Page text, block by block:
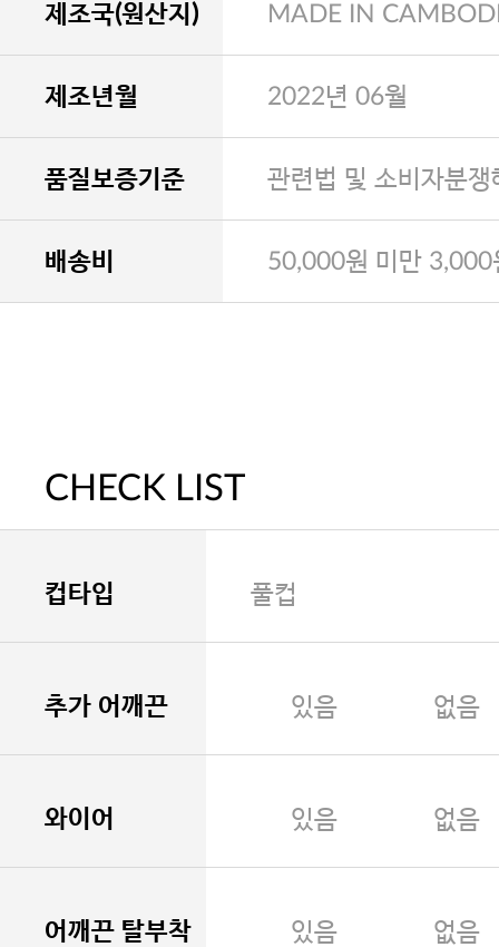
제조국(원산지) MADE IN
제조년월 2022년 06월
품질보증기준 관련법 및 소비자분
배송비 50,000원 미만 3,000
CHECK LIST
컵타입 풀컵
추가 어깨끈 있음 없음
와이어 있음 없음
어깨끈 탈부착 있음 없음